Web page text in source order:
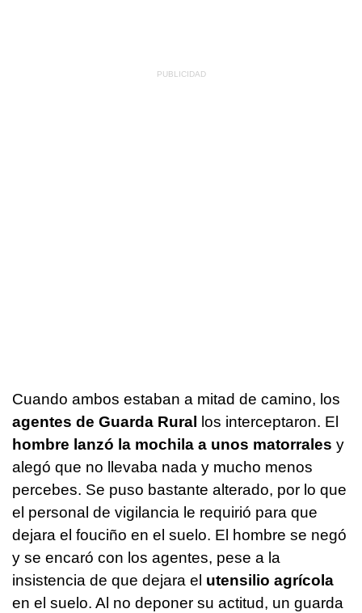
Cuando ambos estaban a mitad de camino, los
agentes de Guarda Rural
los interceptaron. El
hombre lanzó la mochila a unos matorrales y
alegó que no llevaba nada y mucho menos
percebes. Se puso bastante alterado, por lo que
el personal de vigilancia le requirió para que
dejara el fouciño en el suelo. El hombre se negó
y se encaró con los agentes, pese a la
insistencia de que dejara el utensilio agrícola
en el suelo. Al no deponer su actitud, un guarda